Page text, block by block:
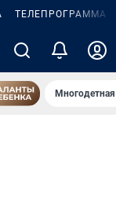
ТЕЛЕПРОГРАММА